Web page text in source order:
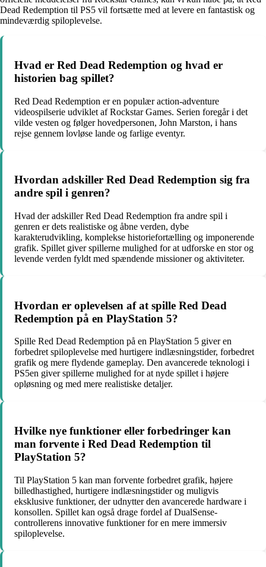
Dead Redemption til PS5 vil fortsætte med at levere en fantastisk og
mindeværdig spiloplevelse.
Hvad er Red Dead Redemption og hvad er
historien bag spillet?
Red Dead Redemption er en populær action-adventure
videospilserie udviklet af Rockstar Games. Serien foregår i det
vilde vesten og følger hovedpersonen, John Marston, i hans
rejse gennem lovløse lande og farlige eventyr.
Hvordan adskiller Red Dead Redemption sig fra
andre spil i genren?
Hvad der adskiller Red Dead Redemption fra andre spil i
genren er dets realistiske og åbne verden, dybe
karakterudvikling, komplekse historiefortælling og imponerende
grafik. Spillet giver spillerne mulighed for at udforske en stor og
levende verden fyldt med spændende missioner og aktiviteter.
Hvordan er oplevelsen af at spille Red Dead
Redemption på en PlayStation 5?
Spille Red Dead Redemption på en PlayStation 5 giver en
forbedret spiloplevelse med hurtigere indlæsningstider, forbedret
grafik og mere flydende gameplay. Den avancerede teknologi i
PS5en giver spillerne mulighed for at nyde spillet i højere
opløsning og med mere realistiske detaljer.
Hvilke nye funktioner eller forbedringer kan
man forvente i Red Dead Redemption til
PlayStation 5?
Til PlayStation 5 kan man forvente forbedret grafik, højere
billedhastighed, hurtigere indlæsningstider og muligvis
eksklusive funktioner, der udnytter den avancerede hardware i
konsollen. Spillet kan også drage fordel af DualSense-
controllerens innovative funktioner for en mere immersiv
spiloplevelse.